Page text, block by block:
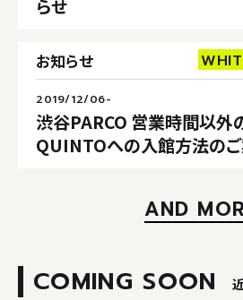
らせ
お知らせ
2019/12/06-
渋谷PARCO 営業時間以外
QUINTOへの入館方法の
AND
COMING SOON